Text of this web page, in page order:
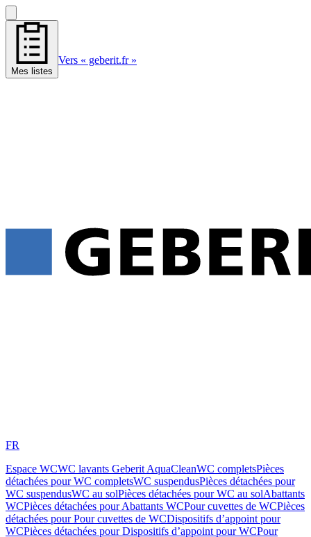
Mes listes
Vers « geberit.fr »
FR
Espace WCWC lavants Geberit AquaCleanWC completsPièces
détachées pour WC completsWC suspendusPièces détachées pour
WC suspendusWC au solPièces détachées pour WC au solAbattants
WCPièces détachées pour Abattants WCPour cuvettes de WCPièces
détachées pour Pour cuvettes de WCDispositifs d’appoint pour
WCPièces détachées pour Dispositifs d’appoint pour WCPour